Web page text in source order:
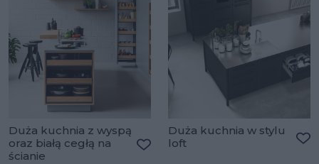
Duża kuchnia z wyspą
oraz białą cegłą na
ścianie
Duża kuchnia w stylu
loft